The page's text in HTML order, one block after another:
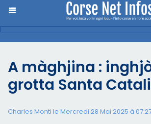
A màghjina :
grotta Santa
Charles Monti le Mercredi 28 Mai 2025 à